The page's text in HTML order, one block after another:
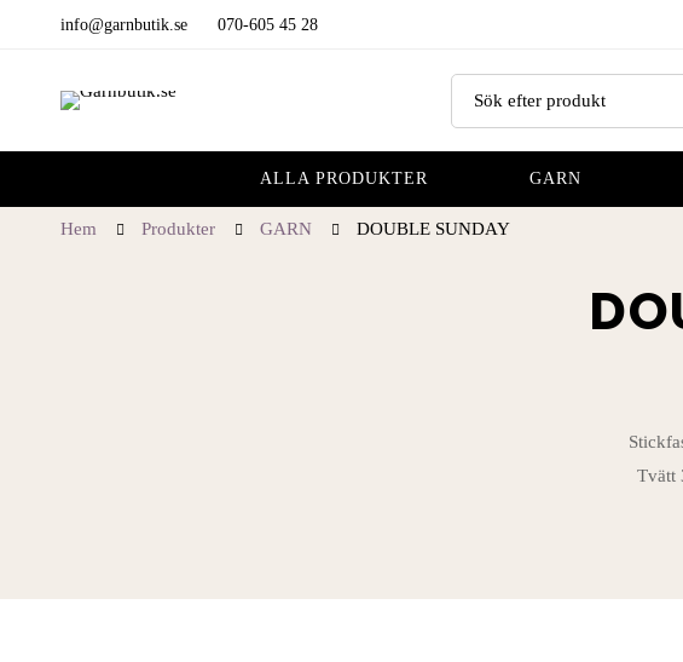
info@garnbutik.se 070-605 45 28
ALLA PRODUKTER GARN
Hem Produkter GARN DOUBLE SUNDAY
Tvätt